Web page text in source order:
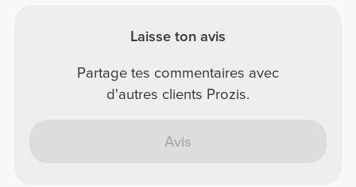
Laisse ton avis
Partage tes commentaires avec
d'autres clients Prozis.
Avis